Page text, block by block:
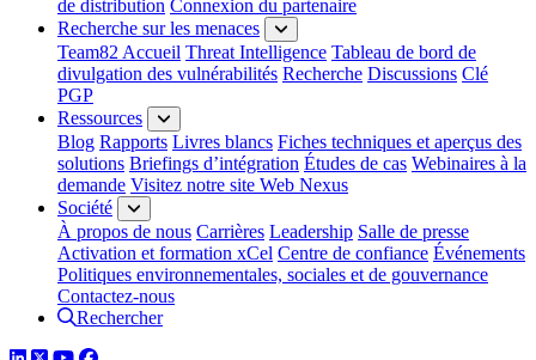
de distribution Connexion du partenaire
Recherche sur les menaces
Team82 Accueil Threat Intelligence Tableau de bord de
divulgation des vulnérabilités Recherche Discussions Clé
PGP
Ressources
Blog Rapports Livres blancs Fiches techniques et aperçus des
solutions Briefings d’intégration Études de cas Webinaires à la
demande Visitez notre site Web Nexus
Société
À propos de nous Carrières Leadership Salle de presse
Activation et formation xCel Centre de confiance Événements
Politiques environnementales, sociales et de gouvernance
Contactez-nous
Rechercher